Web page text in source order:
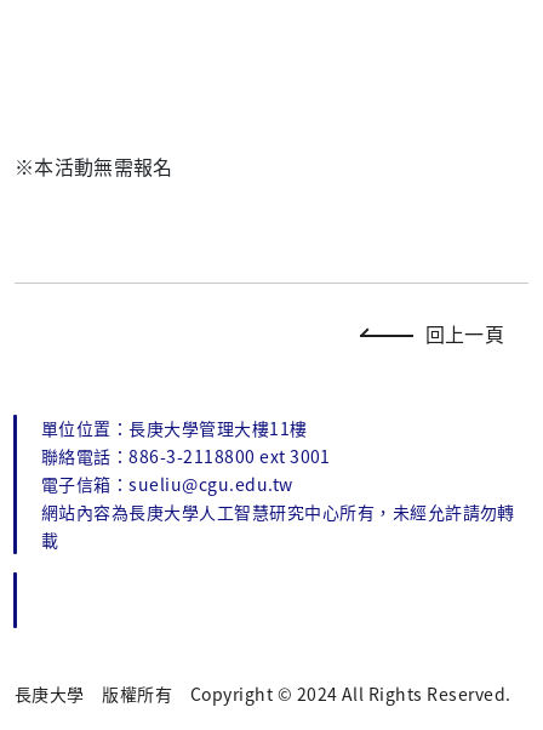
※本活動無需報名
回上一頁
單位位置：長庚大學管理大樓11樓
聯絡電話：886-3-2118800 ext 3001
電子信箱：sueliu@cgu.edu.tw
網站內容為長庚大學人工智慧研究中心所有，未經允許請勿轉
載
長庚大學 版權所有 Copyright © 2024 All Rights Reserved.